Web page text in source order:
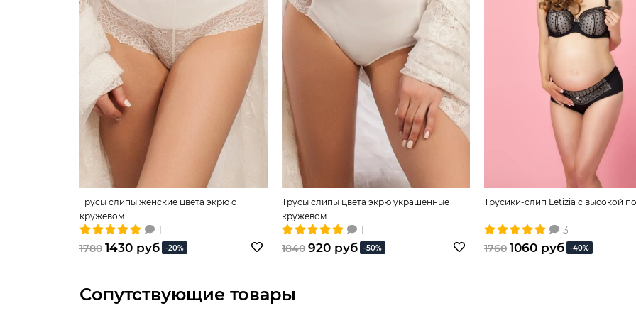
Трусы слипы женские цвета экрю с
кружевом
1
1780 1430 руб -20%
Трусы слипы цвета экрю украшенные
кружевом
1
1840 920 руб -50%
Трусики-слип Letizia с высокой
3
1760 1060 руб -40%
Сопутствующие товары